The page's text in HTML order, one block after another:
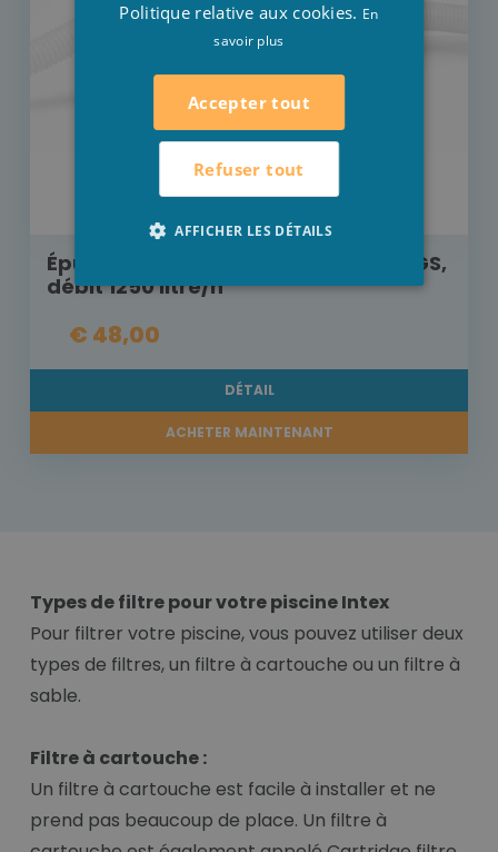
Épurateur à cartouche Intex 28602GS,
débit 1250 litre/h
€ 48,00
DÉTAIL
ACHETER MAINTENANT
Types de filtre pour votre piscine Intex
Pour filtrer votre piscine, vous pouvez utiliser deux
types de filtres, un filtre à cartouche ou un filtre à
sable.
Filtre à cartouche :
Un filtre à cartouche est facile à installer et ne
prend pas beaucoup de place. Un filtre à
Politique relative aux cookies. En
savoir plus
Accepter tout
Refuser tout
AFFICHER LES DÉTAILS